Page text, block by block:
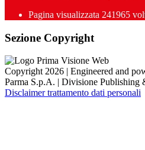
Pagina visualizzata 241965
Sezione Copyright
Copyright 2026 | Engineered and
Parma S.p.A. | Divisione Publishing
Disclaimer trattamento dati personali